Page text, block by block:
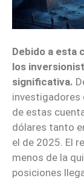
Debido a esta
los
significativa.
investigadores
de estas
dólares tanto
el de 2025. El
menos de la
posiciones